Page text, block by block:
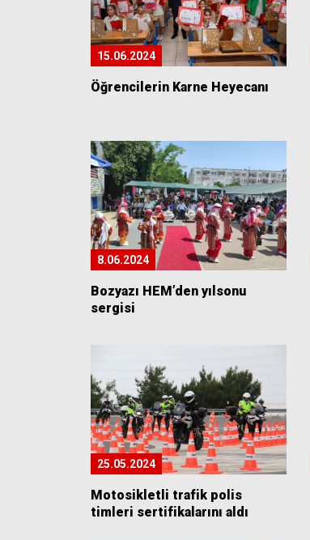
15.06.2024
Öğrencilerin Karne Heyecanı
8.06.2024
Bozyazı HEM’den yılsonu
sergisi
25.05.2024
Motosikletli trafik polis
timleri sertifikalarını aldı